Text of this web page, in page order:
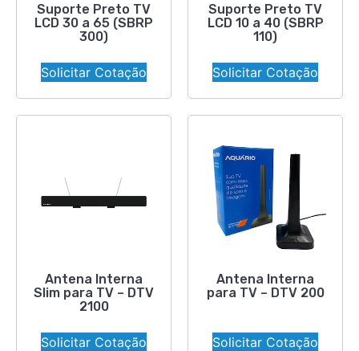
Suporte Preto TV
LCD 30 a 65 (SBRP
300)
Solicitar Cotação
Suporte Preto TV
LCD 10 a 40 (SBRP
110)
Solicitar Cotação
Antena Interna
Slim para TV – DTV
2100
Solicitar Cotação
Antena Interna
para TV – DTV 200
Solicitar Cotação